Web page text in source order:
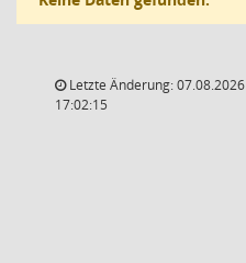
Letzte Änderung: 07.08.2026
17:02:15